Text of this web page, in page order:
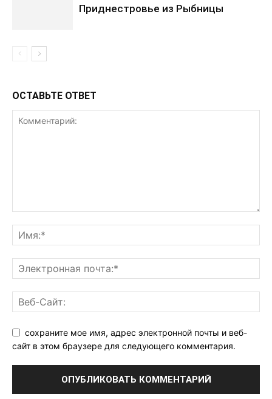
Приднестровье из Рыбницы
ОСТАВЬТЕ ОТВЕТ
сохраните мое имя, адрес электронной почты и веб-
сайт в этом браузере для следующего комментария.